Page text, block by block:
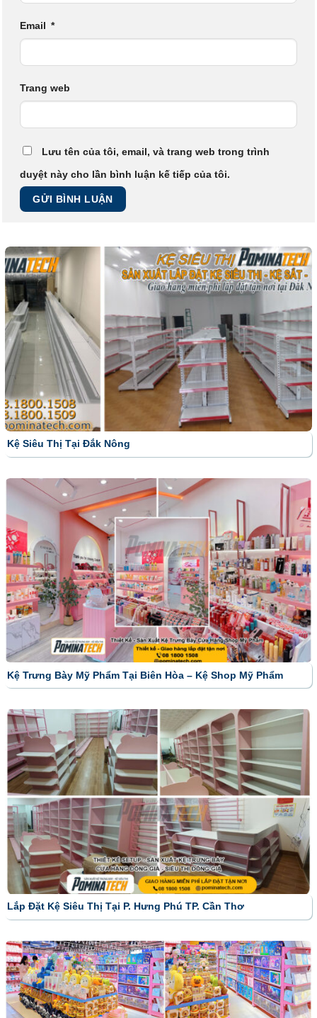
Email *
Trang web
Lưu tên của tôi, email, và trang web trong trình
duyệt này cho lần bình luận kế tiếp của tôi.
Kệ Siêu Thị Tại Đắk Nông
Kệ Trưng Bày Mỹ Phẩm Tại Biên Hòa – Kệ Shop Mỹ Phẩm
Lắp Đặt Kệ Siêu Thị Tại P. Hưng Phú TP. Cần Thơ